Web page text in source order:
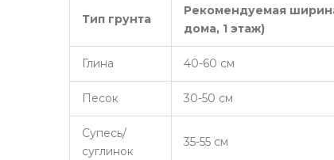
Тип грунта
Рекомендуемая
дома, 1 этаж)
Глина 40-60 см
Песок 30-50 см
Супесь/
суглинок
35-55 см